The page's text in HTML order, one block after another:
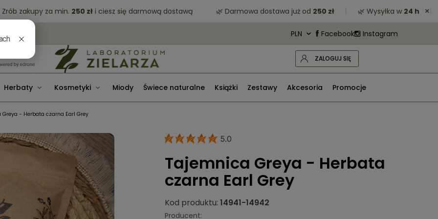
zakupy za min.250 złi ciesz się darmową dostawą 🌿 Darmowa dostawa już od250 zł 🌿 Wysyłka w24 h 🌿
×
Facebook Instagram
ZALOGUJ SIĘ
Herbaty Kosmetyki Miody Świece naturalne Książki Zestawy Akcesoria Promocje
Greya - Herbata czarna Earl Grey
5.0
Kod produktu: 14941-14942
Tajemnica Greya - Herbata
czarna Earl Grey
Producent: